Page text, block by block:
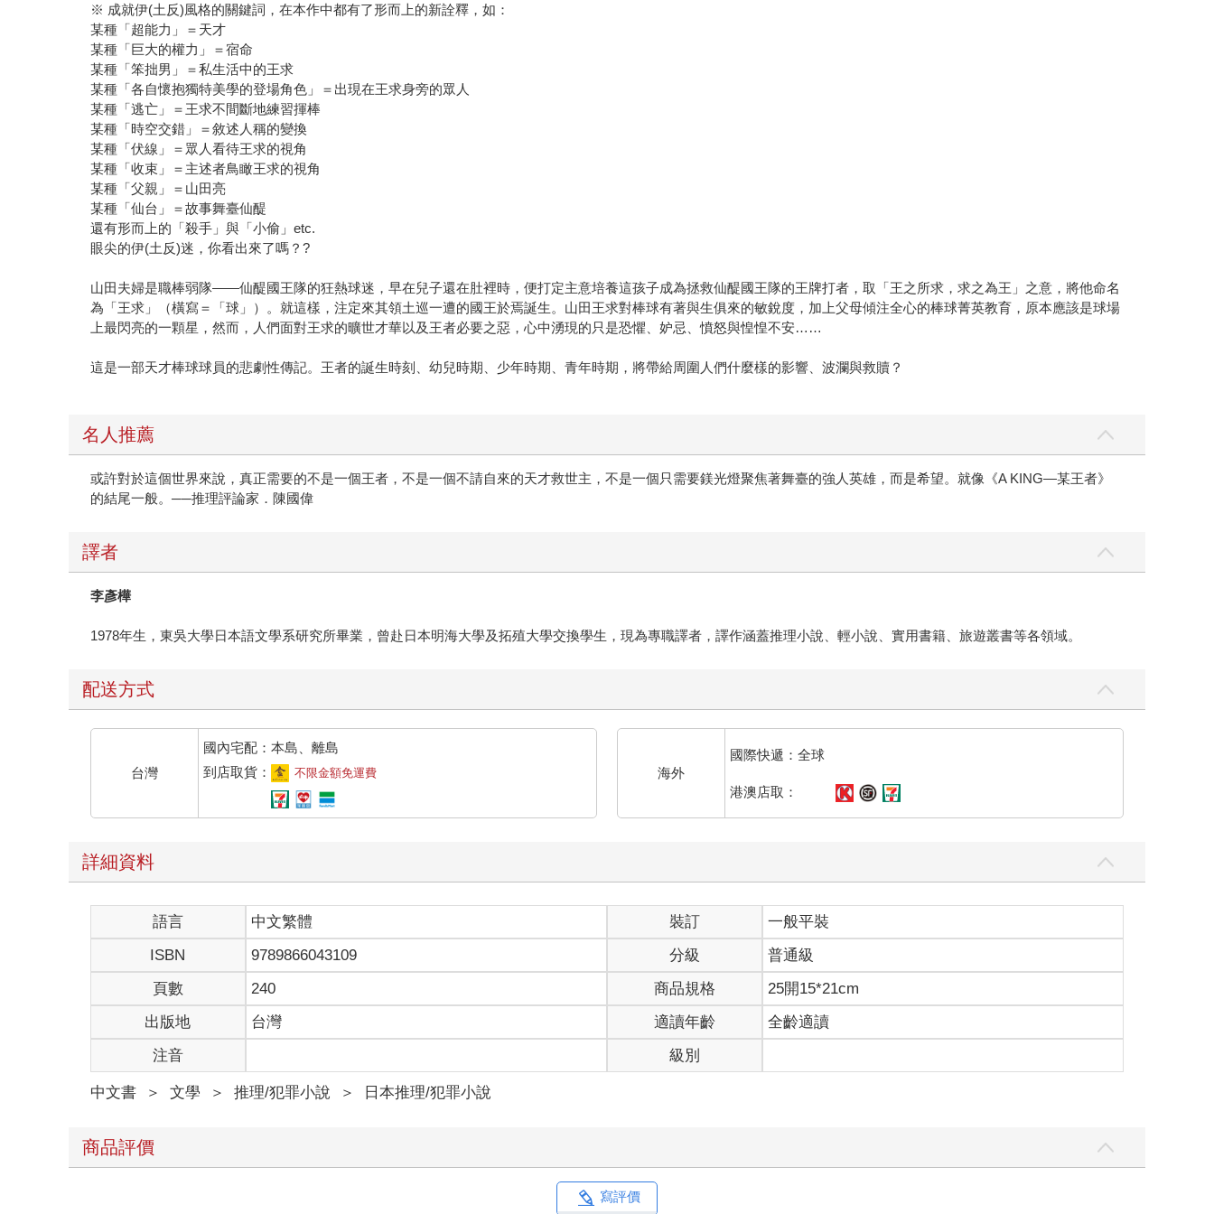
※ 成就伊(土反)風格的關鍵詞，在本作中都有了形而上的新詮釋，如：
某種「超能力」＝天才
某種「巨大的權力」＝宿命
某種「笨拙男」＝私生活中的王求
某種「各自懷抱獨特美學的登場角色」＝出現在王求身旁的眾人
某種「逃亡」＝王求不間斷地練習揮棒
某種「時空交錯」＝敘述人稱的變換
某種「伏線」＝眾人看待王求的視角
某種「收束」＝主述者鳥瞰王求的視角
某種「父親」＝山田亮
某種「仙台」＝故事舞臺仙醍
還有形而上的「殺手」與「小偷」etc.
眼尖的伊(土反)迷，你看出來了嗎？?
山田夫婦是職棒弱隊——仙醍國王隊的狂熱球迷，早在兒子還在肚裡時，便打定主意培養這孩子成為拯救仙醍國王隊的王牌打者，取「王之所求，求之為王」之意，將他命名
為「王求」（橫寫＝「球」）。就這樣，注定來其領土巡一遭的國王於焉誕生。山田王求對棒球有著與生俱來的敏銳度，加上父母傾注全心的棒球菁英教育，原本應該是球場
上最閃亮的一顆星，然而，人們面對王求的曠世才華以及王者必要之惡，心中湧現的只是恐懼、妒忌、憤怒與惶惶不安……
這是一部天才棒球球員的悲劇性傳記。王者的誕生時刻、幼兒時期、少年時期、青年時期，將帶給周圍人們什麼樣的影響、波瀾與救贖？
名人推薦
或許對於這個世界來說，真正需要的不是一個王者，不是一個不請自來的天才救世主，不是一個只需要鎂光燈聚焦著舞臺的強人英雄，而是希望。就像《A KING—某王者》
的結尾一般。──推理評論家．陳國偉
譯者
李彥樺
1978年生，東吳大學日本語文學系研究所畢業，曾赴日本明海大學及拓殖大學交換學生，現為專職譯者，譯作涵蓋推理小說、輕小說、實用書籍、旅遊叢書等各領域。
配送方式
台灣
國內宅配：本島、離島
到店取貨：
不限金額免運費 海外
國際快遞：全球
港澳店取：
詳細資料
語言 中文繁體 裝訂
一般平裝
ISBN
9789866043109 分級
普通級
頁數
240 商品規格
25開15*21cm
出版地
台灣 適讀年齡
全齡適讀
注音
級別
中文書 ＞ 文學 ＞ 推理/犯罪小說 ＞ 日本推理/犯罪小說
商品評價
寫評價